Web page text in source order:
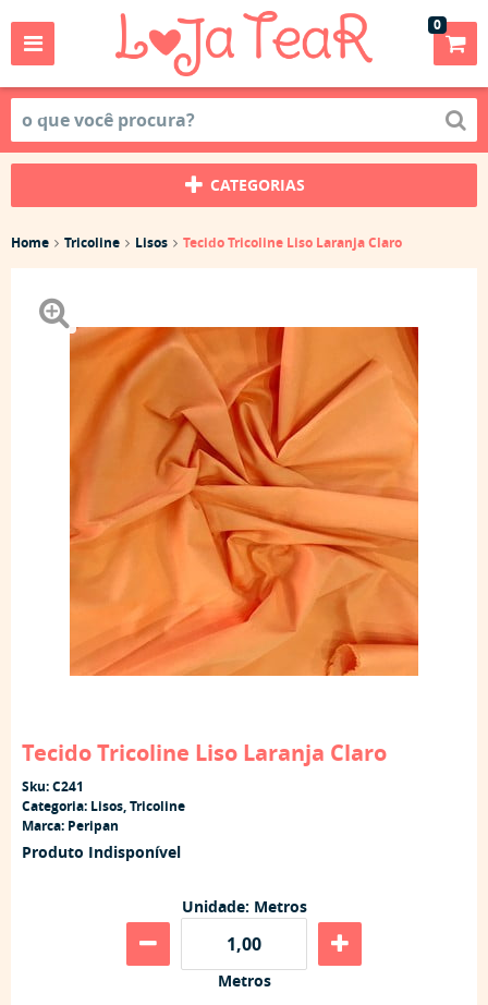
0
CATEGORIAS
Home Tricoline Lisos Tecido Tricoline Liso Laranja Claro
Tecido Tricoline Liso Laranja Claro
Sku:C241
Categoria: Lisos,Tricoline
Marca: Peripan
Produto Indisponível
Unidade: Metros
Metros